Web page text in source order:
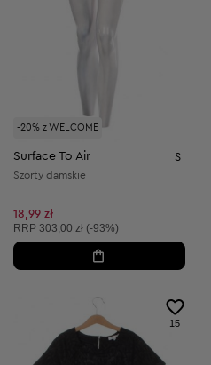
-20% z WELCOME
Surface To Air S
Szorty damskie
18,99 zł
Cena sugerowana:
RRP 303,00 zł (-93%)
15